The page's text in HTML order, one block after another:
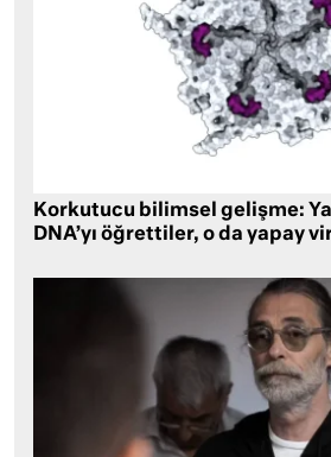
Korkutucu bilimsel gelişme:
DNA’yı öğrettiler, o da yapay